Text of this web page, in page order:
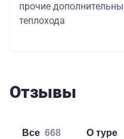
прочие
теплохода
Отзывы
Все 668 о туре